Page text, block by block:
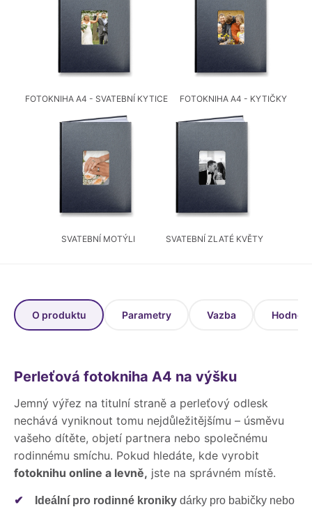
FOTOKNIHA A4 - SVATEBNÍ KYTICE FOTOKNIHA A4 - KYTIČKY
SVATEBNÍ MOTÝLI SVATEBNÍ ZLATÉ KVĚTY
O produktu Parametry Vazba
Perleťová fotokniha A4 na výšku
Jemný výřez na titulní straně a perleťový odlesk
nechává vyniknout tomu nejdůležitějšímu – úsměvu
vašeho dítěte, objetí partnera nebo společnému
rodinnému smíchu. Pokud hledáte, kde vyrobit
fotoknihu online a levně, jste na správném místě.
✔ Ideální pro rodinné kroniky dárky pro babičky nebo